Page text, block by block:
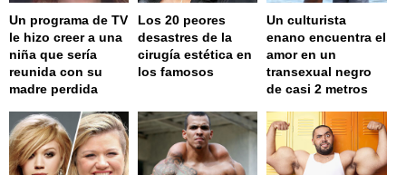
Un programa de TV
le hizo creer a una
niña que sería
reunida con su
madre perdida
Los 20 peores
desastres de la
cirugía estética en
los famosos
Un culturista
enano encuentra el
amor en un
transexual negro
de casi 2 metros